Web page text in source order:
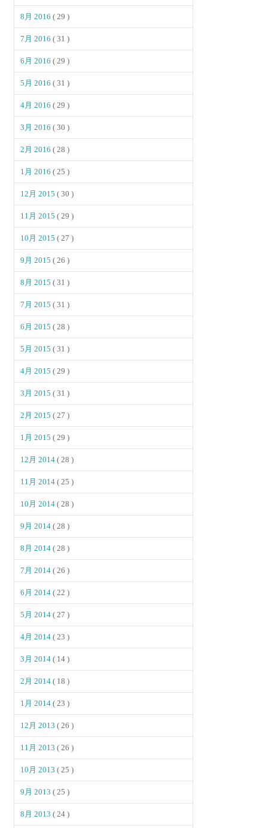
8月 2016( 29 )
7月 2016( 31 )
6月 2016( 29 )
5月 2016( 31 )
4月 2016( 29 )
3月 2016( 30 )
2月 2016( 28 )
1月 2016( 25 )
12月 2015( 30 )
11月 2015( 29 )
10月 2015( 27 )
9月 2015( 26 )
8月 2015( 31 )
7月 2015( 31 )
6月 2015( 28 )
5月 2015( 31 )
4月 2015( 29 )
3月 2015( 31 )
2月 2015( 27 )
1月 2015( 29 )
12月 2014( 28 )
11月 2014( 25 )
10月 2014( 28 )
9月 2014( 28 )
8月 2014( 28 )
7月 2014( 26 )
6月 2014( 22 )
5月 2014( 27 )
4月 2014( 23 )
3月 2014( 14 )
2月 2014( 18 )
1月 2014( 23 )
12月 2013( 26 )
11月 2013( 26 )
10月 2013( 25 )
9月 2013( 25 )
8月 2013( 24 )